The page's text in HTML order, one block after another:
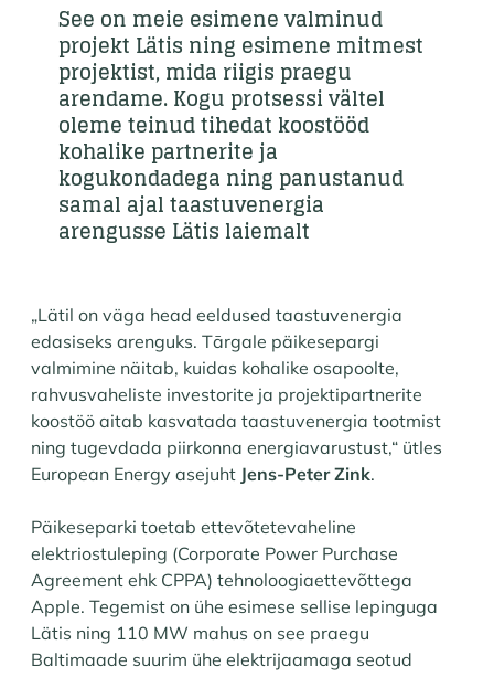
See on meie esimene valminud
projekt Lätis ning esimene mitmest
projektist, mida riigis praegu
arendame. Kogu protsessi vältel
oleme teinud tihedat koostööd
kohalike partnerite ja
kogukondadega ning panustanud
samal ajal taastuvenergia
arengusse Lätis laiemalt
„Lätil on väga head eeldused taastuvenergia
edasiseks arenguks. Tārgale päikesepargi
valmimine näitab, kuidas kohalike osapoolte,
rahvusvaheliste investorite ja projektipartnerite
koostöö aitab kasvatada taastuvenergia tootmist
ning tugevdada piirkonna energiavarustust,“ ütles
European Energy asejuht Jens-Peter Zink.
Päikeseparki toetab ettevõtetevaheline
elektriostuleping (Corporate Power Purchase
Agreement ehk CPPA) tehnoloogiaettevõttega
Apple. Tegemist on ühe esimese sellise lepinguga
Lätis ning 110 MW mahus on see praegu
Baltimaade suurim ühe elektrijaamaga seotud